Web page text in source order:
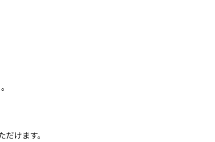
けます。